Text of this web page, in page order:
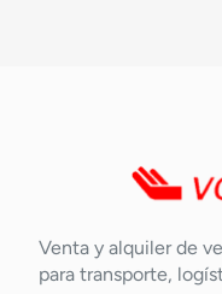
Venta y alquiler de
para transporte,